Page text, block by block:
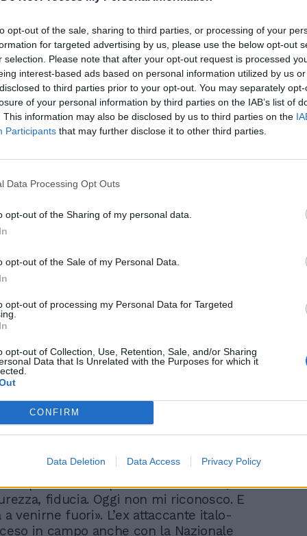
opt-out of the sale, sharing to third parties, or processing of your
for targeted advertising by us, please use the below opt-out
selection. Please note that after your opt-out request is processed
interest-based ads based on personal information utilized by us
to third parties prior to your opt-out. You may separately
of your personal information by third parties on the IAB’s list of
This information may also be disclosed by us to third parties on the
Participants that may further disclose it to other third parties.
Data Processing Opt Outs
opt-out of the Sharing of my personal data.
opt-out of the Sale of my Personal Data.
opt-out of processing my Personal Data for Targeted
opt-out of Collection, Use, Retention, Sale, and/or Sharing
Data that Is Unrelated with the Purposes for which it
CONFIRM
Data Deletion Data Access Privacy Policy
Le mie dipendenze dovute
hanno portato all’autodistruzione e
anche le persone intorno a me. Vivo
da solo, chiuso in casa. Non esco, non
di produttivo nella mia vita e a volte non
voglia di alzarmi dal letto. Perché vi dico
Penso che sia l’unico modo per uscirne,
le persone sappiano davvero cosa mi sta
È difficile uscirne, ricado nelle
per me andare avanti».
nuovi guai per Medy
il suo passato da calciatore di alto
persona completamente diversa,
fiducia. Oggi non mi riconosco. E
venirne fuori». L’ex attaccante italo-
in campo anche con la Nazionale